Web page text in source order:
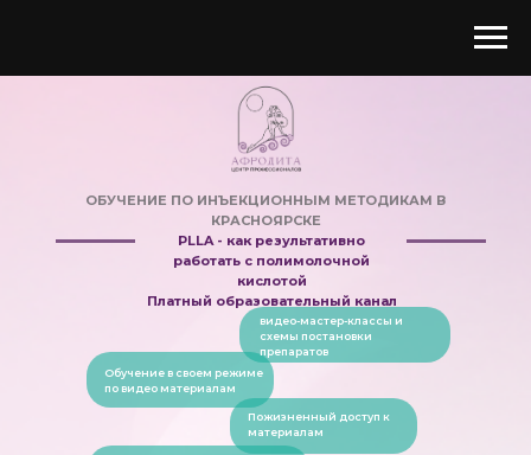
видео-мастер-классы и
схемы постановки
препаратов
PLLA - как результативно
работать с полимолочной
кислотой
Платный образовательный канал
ОБУЧЕНИЕ ПО ИНЪЕКЦИОННЫМ МЕТОДИКАМ В
КРАСНОЯРСКЕ
Обучение в своем режиме
по видео материалам
Пожизненный доступ к
материалам